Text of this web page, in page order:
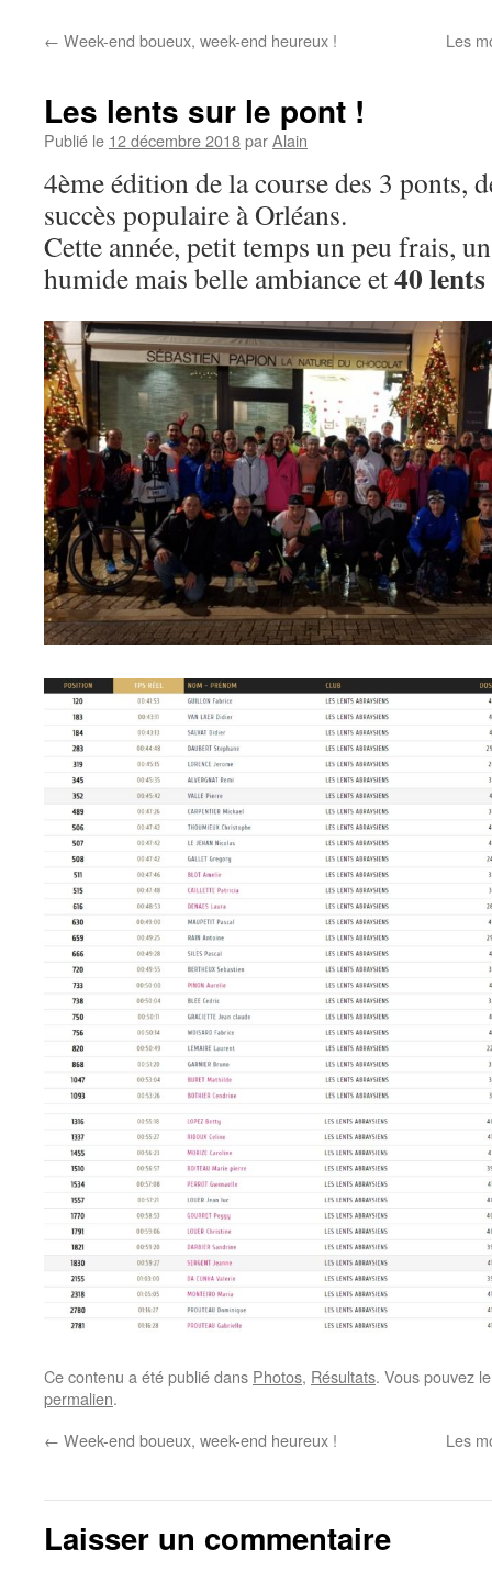
← Week-end boueux, week-end heureux ! Les
Les lents sur le pont !
Publié le 12 décembre 2018parAlain
4ème édition de la course des 3 ponts,
succès populaire à Orléans.
Cette année, petit temps un peu frais,
humide mais belle ambiance et40
Ce contenu a été publié dans Photos, Résultats. Vous pouvez
permalien.
← Week-end boueux, week-end heureux ! Les
Laisser un commentaire